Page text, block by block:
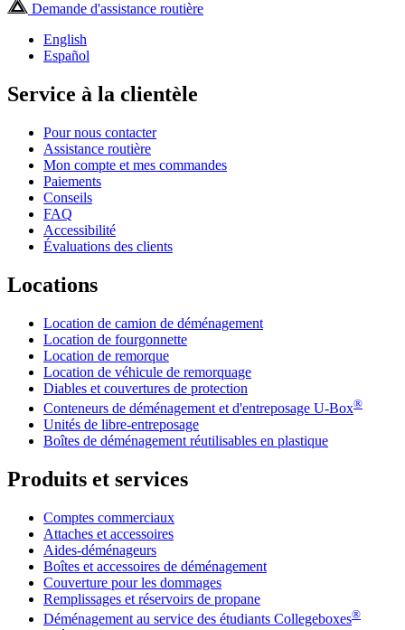
Demande d'assistance routière
English
Español
Service à la clientèle
Pour nous contacter
Assistance routière
Mon compte et mes commandes
Paiements
Conseils
FAQ
Accessibilité
Évaluations des clients
Locations
Location de camion de déménagement
Location de fourgonnette
Location de remorque
Location de véhicule de remorquage
Diables et couvertures de protection
Conteneurs de déménagement et d'entreposage U-Box®
Unités de libre-entreposage
Boîtes de déménagement réutilisables en plastique
Produits et services
Comptes commerciaux
Attaches et accessoires
Aides-déménageurs
Boîtes et accessoires de déménagement
Couverture pour les dommages
Remplissages et réservoirs de propane
Déménagement au service des étudiants Collegeboxes®